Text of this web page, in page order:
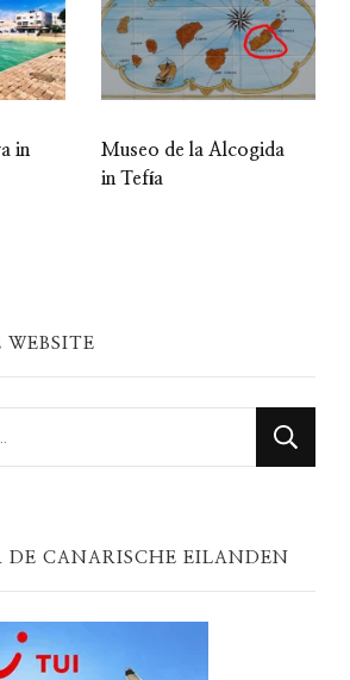
in
Museo de la Alcogida
in Tefía
WEBSITE
CANARISCHE EILANDEN